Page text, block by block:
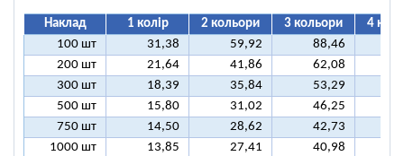
Наклад 1 колір 2 кольори 3 кольори
4
100 шт
31,38 59,92 88,46
200 шт
21,64 41,86 62,08
300 шт
18,39 35,84 53,29
500 шт
15,80 31,02 46,25
750 шт
14,50 28,62 42,73
1000 шт
13,85 27,41 40,98